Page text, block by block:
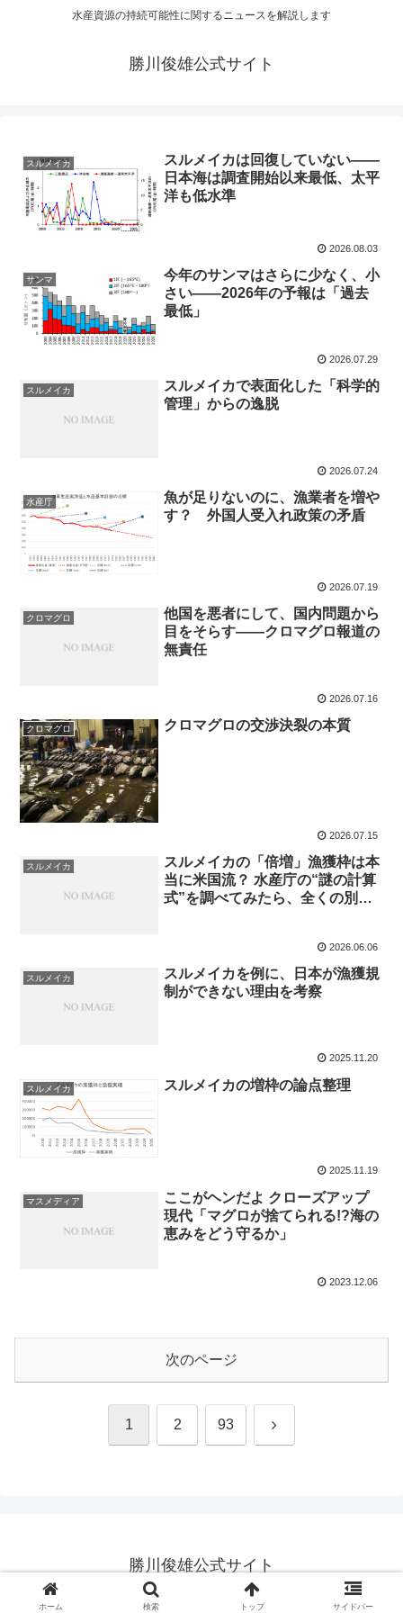
水産資源の持続可能性に関するニュースを解説します
勝川俊雄公式サイト
スルメイカ
スルメイカは回復していない――
日本海は調査開始以来最低、太平
洋も低水準
2026.08.03
サンマ
今年のサンマはさらに少なく、小
さい――2026年の予報は「過去
最低」
2026.07.29
スルメイカ
スルメイカで表面化した「科学的
管理」からの逸脱
2026.07.24
水産庁
魚が足りないのに、漁業者を増や
す？ 外国人受入れ政策の矛盾
2026.07.19
クロマグロ
他国を悪者にして、国内問題から
目をそらす――クロマグロ報道の
無責任
2026.07.16
クロマグロ クロマグロの交渉決裂の本質
2026.07.15
スルメイカ
スルメイカの「倍増」漁獲枠は本
当に米国流？ 水産庁の“謎の計算
式”を調べてみたら、全くの別物
2026.06.06
スルメイカ
スルメイカを例に、日本が漁獲規
制ができない理由を考察
2025.11.20
スルメイカ スルメイカの増枠の論点整理
2025.11.19
マスメディア
ここがヘンだよ クローズアップ
現代「マグロが捨てられる!?海の
恵みをどう守るか」
2023.12.06
次のページ
1 2 93 次
勝川俊雄公式サイト
© 2006 勝川俊雄公式サイト.
ホーム 検索 トップ サイドバー